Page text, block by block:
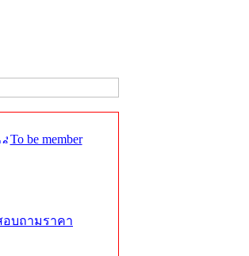
To be member
สอบถามราคา